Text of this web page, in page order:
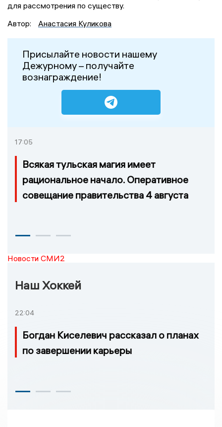
для рассмотрения по существу.
Автор:
Анастасия Куликова
Присылайте новости нашему
Дежурному – получайте
вознаграждение!
17:05
Всякая тульская магия имеет
рациональное начало. Оперативное
совещание правительства 4 августа
Новости СМИ2
Наш Хоккей
22:04
Богдан Киселевич рассказал о планах
по завершении карьеры